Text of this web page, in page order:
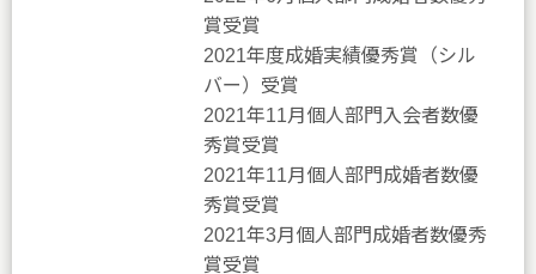
賞受賞
2021年度成婚実績優秀賞（シル
バー）受賞
2021年11月個人部門入会者数優
秀賞受賞
2021年11月個人部門成婚者数優
秀賞受賞
2021年3月個人部門成婚者数優秀
賞受賞